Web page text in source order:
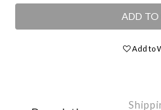
ADD TO
Add to